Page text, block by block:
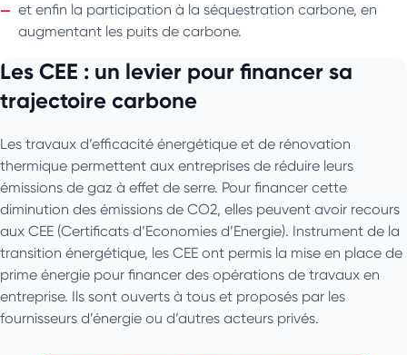
et enfin la participation à la séquestration carbone, en
augmentant les puits de carbone.
Les CEE : un levier pour financer sa
trajectoire carbone
Les travaux d’efficacité énergétique et de rénovation
thermique permettent aux entreprises de réduire leurs
émissions de gaz à effet de serre. Pour financer cette
diminution des émissions de CO2, elles peuvent avoir recours
aux CEE (Certificats d’Economies d’Energie). Instrument de la
transition énergétique, les CEE ont permis la mise en place de
prime énergie pour financer des opérations de travaux en
entreprise. Ils sont ouverts à tous et proposés par les
fournisseurs d’énergie ou d’autres acteurs privés.